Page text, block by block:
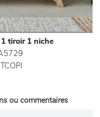
tiroir 1 niche
ou commentaires